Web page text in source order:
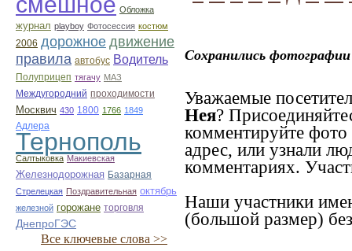
Обложка
журнал playboy Фотосессия костюм
2006 дорожное движение
правила автобус Водитель
Полуприцеп тягачу МАЗ
Междугородний проходимости
Москвич 430 1800 1766 1849
Адлера
Тернополь
Салтыковка Макиевская
Железнодорожная Базарная
Стрелецкая Поздравительная октябрь
железной горожане торговля
ДнепроГЭС
Все ключевые слова >>
Сохранились
Уважаемые
Нея?
комментируйте фото
адрес, или узнали
комментариях.
Наши участники
(большой размер)